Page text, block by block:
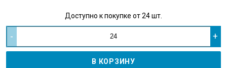
Доступно к покупке от 24 шт.
- +
В КОРЗИНУ